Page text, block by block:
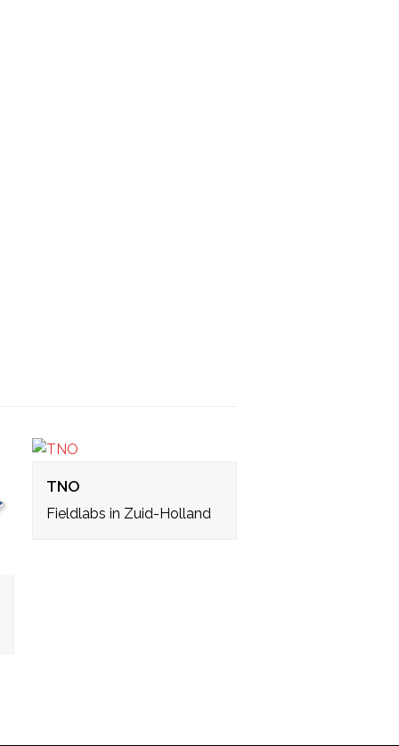
TNO
Fieldlabs in Zuid-Holland